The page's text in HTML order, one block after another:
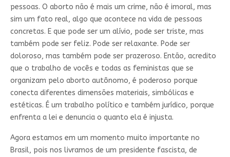
pessoas. O aborto não é mais um crime, não é imoral, mas
sim um fato real, algo que acontece na vida de pessoas
concretas. E que pode ser um alívio, pode ser triste, mas
também pode ser feliz. Pode ser relaxante. Pode ser
doloroso, mas também pode ser prazeroso. Então, acredito
que o trabalho de vocês e todas as feministas que se
organizam pelo aborto autônomo, é poderoso porque
conecta diferentes dimensões materiais, simbólicas e
estéticas. É um trabalho político e também jurídico, porque
enfrenta a lei e denuncia o quanto ela é injusta.
Agora estamos em um momento muito importante no
Brasil, pois nos livramos de um presidente fascista, de